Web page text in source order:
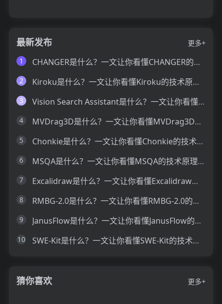
最新发布
更多+
1
CHANGER是什么？一文让你看懂CHANGER的技术原理、主要功能、应用场景
2 Kiroku是什么？一文让你看懂Kiroku的技术原理、主要功能、应用场景
3 Vision Search Assistant是什么？一文让你看懂Vision Search Assistant的技术原理、主要功能、应用场景
4 MVDrag3D是什么？一文让你看懂MVDrag3D的技术原理、主要功能、应用场景
5 Chonkie是什么？一文让你看懂Chonkie的技术原理、主要功能、应用场景
6 MSQA是什么？一文让你看懂MSQA的技术原理、主要功能、应用场景
7 Excalidraw是什么？一文让你看懂Excalidraw的技术原理、主要功能、应用场景
8 RMBG-2.0是什么？一文让你看懂RMBG-2.0的技术原理、主要功能、应用场景
9 JanusFlow是什么？一文让你看懂JanusFlow的技术原理、主要功能、应用场景
10 SWE-Kit是什么？一文让你看懂SWE-Kit的技术原理、主要功能、应用场景
猜你喜欢 更多+